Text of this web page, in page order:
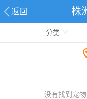
返回 株
分类
没有找到宠